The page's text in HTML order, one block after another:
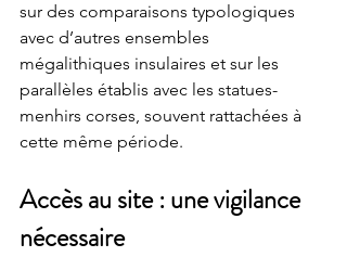
sur des comparaisons typologiques
avec d’autres ensembles
mégalithiques insulaires et sur les
parallèles établis avec les statues-
menhirs corses, souvent rattachées à
cette même période.
Accès au site : une vigilance
nécessaire